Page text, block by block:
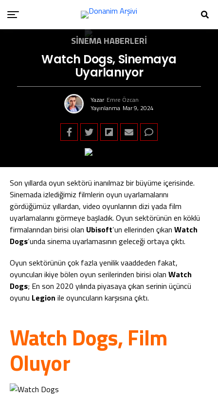
SINEMA HABERLERI
Watch Dogs, Sinemaya
Uyarlanıyor
Yazar Emre Özcan
Yayınlanma Mar 9, 2024
Son yıllarda oyun sektörü inanılmaz bir büyüme içerisinde.
Sinemada izlediğimiz filmlerin oyun uyarlamalarını
gördüğümüz yıllardan, video oyunlarının dizi yada film
uyarlamalarını görmeye başladık. Oyun sektörünün en köklü
firmalarından birisi olan Ubisoft‘un ellerinden çıkan Watch
Dogs‘unda sinema uyarlamasının geleceği ortaya çıktı.
Oyun sektörünün çok fazla yenilik vaaddeden fakat,
oyuncuları ikiye bölen oyun serilerinden birisi olan Watch
Dogs; En son 2020 yılında piyasaya çıkan serinin üçüncü
oyunu Legion ile oyuncuların karşısına çıktı.
Watch Dogs, Film
Oluyor